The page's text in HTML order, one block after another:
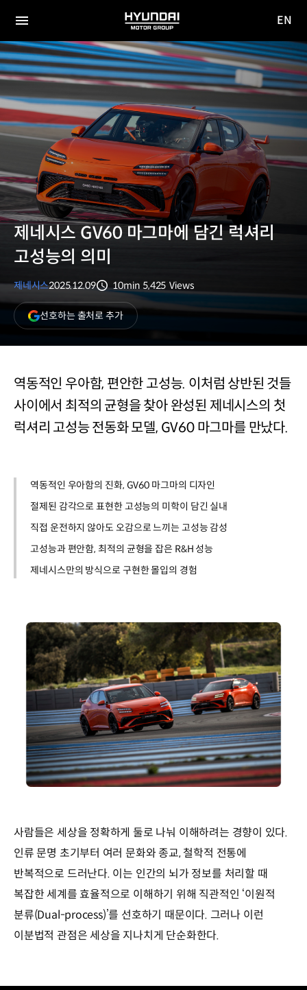
전체
메뉴
HYUNDAI
MOTOR
GROUP
사이
이동
EN
제네시스 GV60 마그마에 담긴 럭셔리
고성능의 의미
제네시스2025.12.09
분량
10min
조회수
5,425 Views
선호하는 출처로 추가(새
창
열림)
역동적인 우아함, 편안한 고성능. 이처럼 상반된 것들
사이에서 최적의 균형을 찾아 완성된 제네시스의 첫
럭셔리 고성능 전동화 모델, GV60 마그마를 만났다.
역동적인 우아함의 진화, GV60 마그마의 디자인
절제된 감각으로 표현한 고성능의 미학이 담긴 실내
직접 운전하지 않아도 오감으로 느끼는 고성능 감성
고성능과 편안함, 최적의 균형을 잡은 R&H 성능
제네시스만의 방식으로 구현한 몰입의 경험
사람들은 세상을 정확하게 둘로 나눠 이해하려는 경향이 있다.
인류 문명 초기부터 여러 문화와 종교, 철학적 전통에
반복적으로 드러난다. 이는 인간의 뇌가 정보를 처리할 때
복잡한 세계를 효율적으로 이해하기 위해 직관적인 ‘이원적
분류(Dual-process)’를 선호하기 때문이다. 그러나 이런
이분법적 관점은 세상을 지나치게 단순화한다.